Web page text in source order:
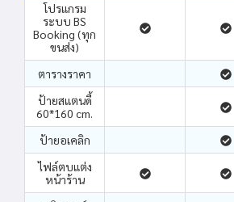
โปรแกรม
ระบบ BS
Booking (ทุก
ขนส่ง)
ตารางราคา
ป้ายสแตนดี้
60*160 cm.
ป้ายอเคลิก
ไฟล์ตบแต่ง
หน้าร้าน